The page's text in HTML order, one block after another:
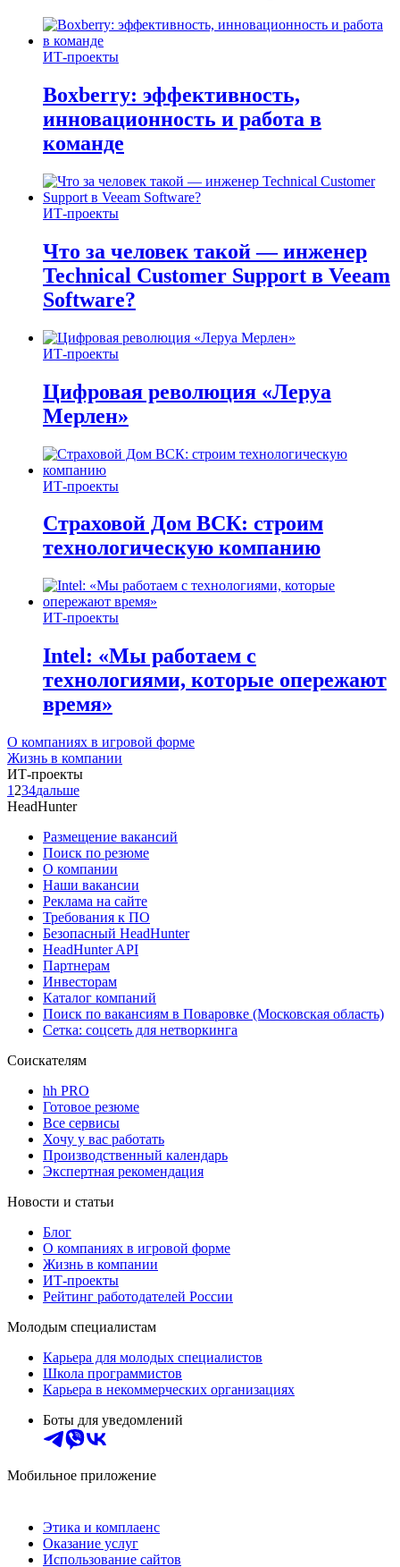
ИТ-проекты
Boxberry: эффективность,
инновационность и работа в
команде
ИТ-проекты
Что за человек такой — инженер
Technical Customer Support в Veeam
Software?
ИТ-проекты
Цифровая революция «Леруа
Мерлен»
ИТ-проекты
Страховой Дом ВСК: строим
технологическую компанию
ИТ-проекты
Intel: «Мы работаем с
технологиями, которые опережают
время»
О компаниях в игровой форме
Жизнь в компании
ИТ-проекты
1 234дальше
HeadHunter
Размещение вакансий
Поиск по резюме
О компании
Наши вакансии
Реклама на сайте
Требования к ПО
Безопасный HeadHunter
HeadHunter API
Партнерам
Инвесторам
Каталог компаний
Поиск по вакансиям в Поваровке (Московская область)
Сетка: соцсеть для нетворкинга
Соискателям
hh PRO
Готовое резюме
Все сервисы
Хочу у вас работать
Производственный календарь
Экспертная рекомендация
Новости и статьи
Блог
О компаниях в игровой форме
Жизнь в компании
ИТ-проекты
Рейтинг работодателей России
Молодым специалистам
Карьера для молодых специалистов
Школа программистов
Карьера в некоммерческих организациях
Боты для уведомлений
Мобильное приложение
Этика и комплаенс
Оказание услуг
Использование сайтов